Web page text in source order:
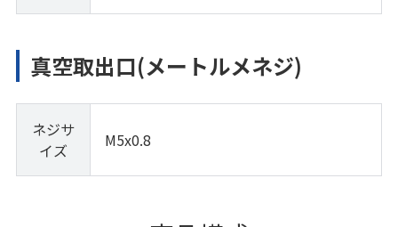
真空取出口(メートルメネジ)
ネジサ
イズ
M5x0.8